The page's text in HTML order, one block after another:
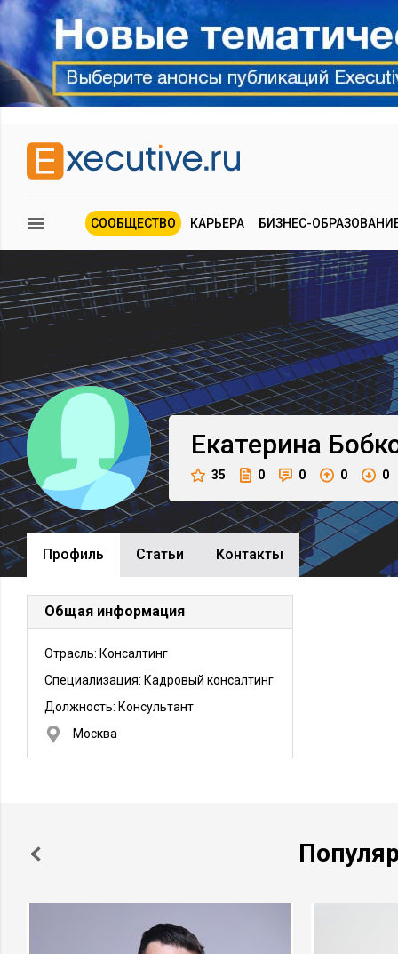
СООБЩЕСТВО КАРЬЕРА БИЗНЕС-
Екатерина
35 0 0 0 0
Профиль Cтатьи Контакты
Общая информация
Отрасль: Консалтинг
Специализация: Кадровый консалтинг
Должность: Консультант
Москва